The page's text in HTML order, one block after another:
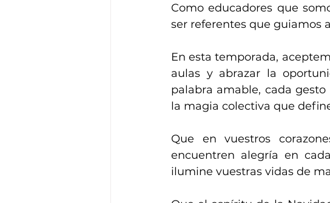
Como educadores que
ser referentes que guiamos
En esta temporada,
aulas y abrazar la
palabra amable, cada
la magia colectiva que
Que en vuestros
encuentren alegría en
ilumine vuestras vidas de